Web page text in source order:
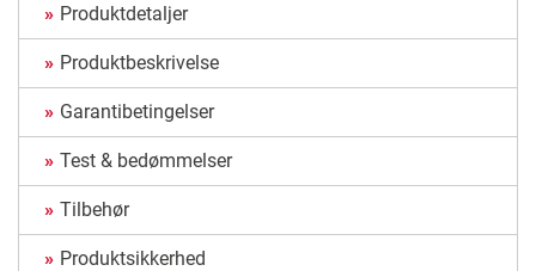
Produktdetaljer
Produktbeskrivelse
Garantibetingelser
Test & bedømmelser
Tilbehør
Produktsikkerhed